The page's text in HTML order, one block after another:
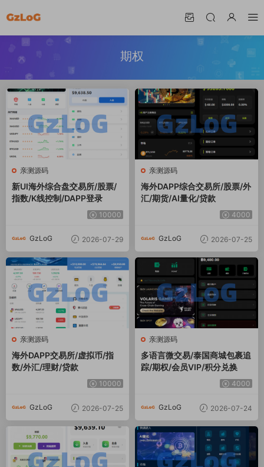
期权
亲测源码
新UI海外综合盘交易所/股票/
指数/K线控制/DAPP登录
10000
GzLoG 2026-07-29
亲测源码
海外DAPP综合交易所/股票/外
汇/期货/AI量化/贷款
4000
GzLoG 2026-07-25
亲测源码
海外DAPP交易所/虚拟币/指
数/外汇/理财/贷款
10000
GzLoG 2026-07-25
亲测源码
多语言微交易/泰国商城包裹追
踪/期权/会员VIP/积分兑换
4000
GzLoG 2026-07-24